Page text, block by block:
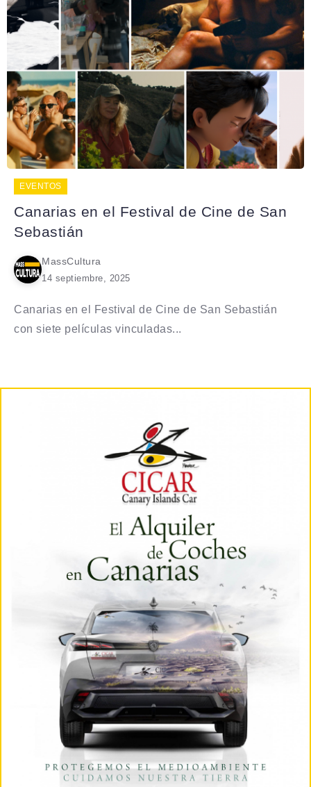
EVENTOS
Canarias en el Festival de Cine de San
Sebastián
MassCultura
14 septiembre, 2025
Canarias en el Festival de Cine de San Sebastián
con siete películas vinculadas...